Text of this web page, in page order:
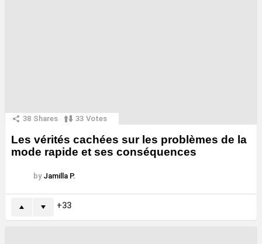
38 Shares 33 Votes
Les vérités cachées sur les problèmes de la
mode rapide et ses conséquences
by Jamilla P.
33